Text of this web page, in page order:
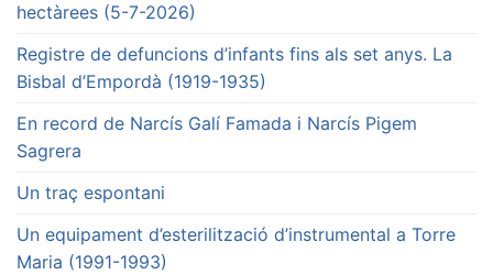
hectàrees (5-7-2026)
Registre de defuncions d’infants fins als set anys. La
Bisbal d’Empordà (1919-1935)
En record de Narcís Galí Famada i Narcís Pigem
Sagrera
Un traç espontani
Un equipament d’esterilització d’instrumental a Torre
Maria (1991-1993)